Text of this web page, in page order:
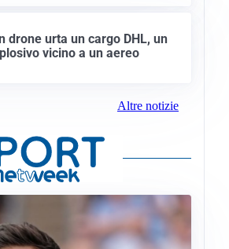
drone urta un cargo DHL, un
vicino a un aereo
Altre notizie